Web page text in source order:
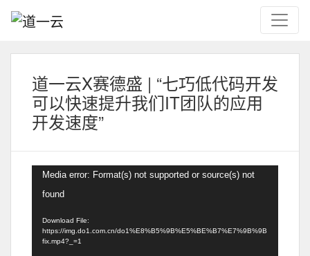
道一云X赛德盛 | “七巧低代码开发
可以快速提升我们IT团队的应用
开发速度”
Video
Player
Media error: Format(s) not supported or source(s) not
found
Download File:
https://img.do1.com.cn/do1%E8%B5%9B%E5%BE%B7%E7%9B%9B
fix.mp4?_=1